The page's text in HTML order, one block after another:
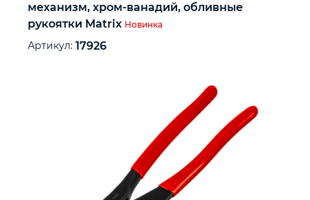
Отделочный инструмент
Слесарный инструмент
Измерительный инструмент
механизм, хром-ванадий, обливные
рукоятки Matrix Новинка
Артикул: 17926